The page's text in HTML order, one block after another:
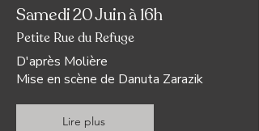
Samedi 20 Juin à 16h
Petite Rue du Refuge
D'après Molière
Mise en scène de Danuta Zarazik
Lire plus